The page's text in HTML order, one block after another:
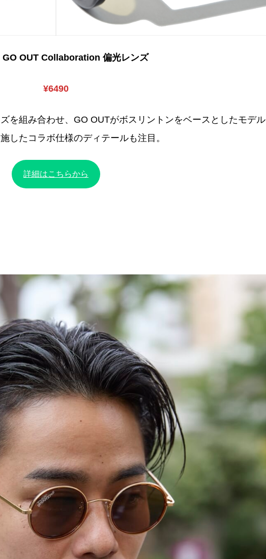
GO OUT Collaboration 偏光レンズ
¥6490
を組み合わせ、GO OUTがボスリントンをベースとしたモデル
したコラボ仕様のディテールも注目。
詳細はこちらから